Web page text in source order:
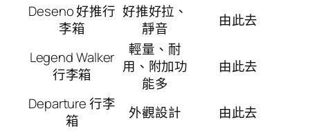
Deseno 好推行
李箱
好推好拉、
靜音
由此去
Legend Walker
行李箱
輕量、耐
用、附加功
能多
由此去
Departure 行李
箱
外觀設計 由此去